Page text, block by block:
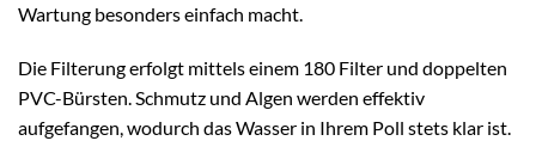
Wartung besonders einfach macht.
Die Filterung erfolgt mittels einem 180 Filter und doppelten
PVC-Bürsten. Schmutz und Algen werden effektiv
aufgefangen, wodurch das Wasser in Ihrem Poll stets klar ist.